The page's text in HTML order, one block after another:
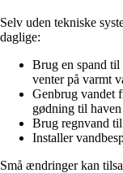
Selv uden tekniske
daglige:
Brug en spand til
venter på varmt
Genbrug vandet
gødning til
Brug regnvand
Installer
Små ændringer kan